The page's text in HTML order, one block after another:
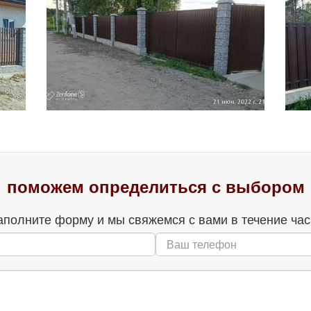
поможем определиться с выбором
форму и мы свяжемся с вами в течение